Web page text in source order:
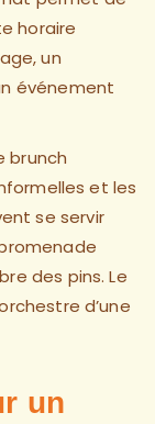
horaire
un
événement
brunch
et les
se servir
des pins. Le
d’une
un